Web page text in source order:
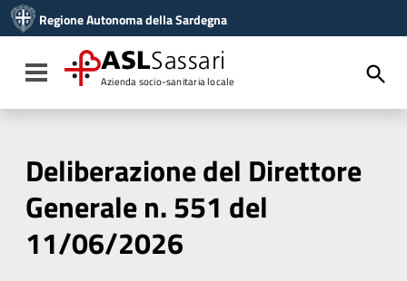
Vai al menu di navigazione
Vai al footer
Regione Autonoma della Sardegna
Toggle navigation
ASLSassari
Azienda socio-sanitaria locale
Deliberazione del Direttore
Generale n. 551 del
11/06/2026